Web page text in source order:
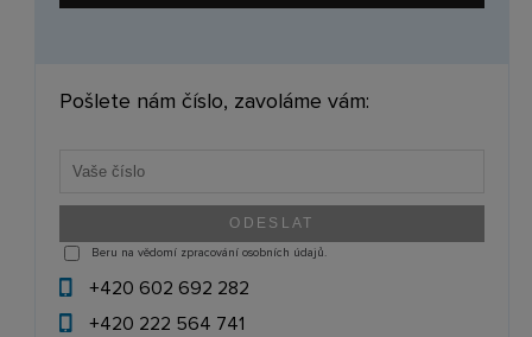
Pošlete nám číslo, zavoláme vám:
Beru na vědomí zpracování osobních údajů.
+420 602 692 282
+420 222 564 741